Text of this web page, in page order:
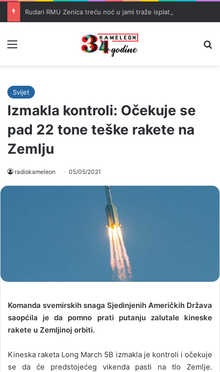
Svijet
Izmakla kontroli: Očekuje se
pad 22 tone teške rakete na
Zemlju
radiokameleon 05/05/2021
Komanda svemirskih snaga Sjedinjenih Američkih Država
saopćila je da pomno prati putanju zalutale kineske
rakete u Zemljinoj orbiti.
Kineska raketa Long March 5B izmakla je kontroli i očekuje
se da će predstojećeg vikenda pasti na tlo Zemlje.